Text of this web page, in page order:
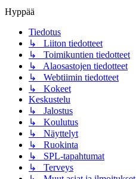
Hyppää
Tiedotus
↳ Liiton tiedotteet
↳ Toimikuntien tiedotteet
↳ Alaosastojen tiedotteet
↳ Webtiimin tiedotteet
↳ Kokeet
Keskustelu
↳ Jalostus
↳ Koulutus
↳ Näyttelyt
↳ Ruokinta
↳ SPL-tapahtumat
↳ Terveys